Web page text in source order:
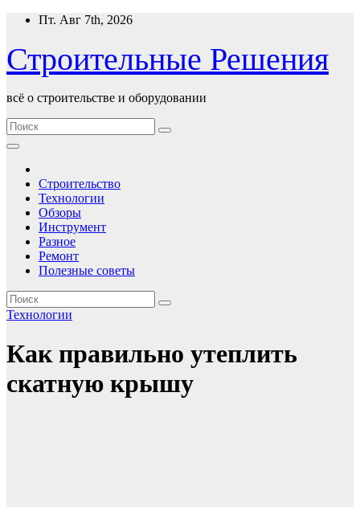
Перейти
содержимому
Пт. Авг 7th, 2026
Строительные Решения
всё о строительстве и оборудовании
Строительство
Технологии
Обзоры
Инструмент
Разное
Ремонт
Полезные советы
Технологии
Как правильно утеплить
скатную крышу